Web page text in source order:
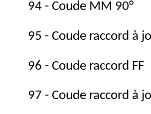
94 - Coude MM 90°
95 - Coude raccord à
96 - Coude raccord FF
97 - Coude raccord à